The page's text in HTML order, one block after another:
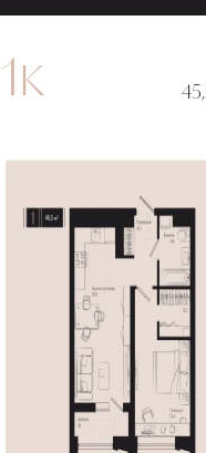
1к